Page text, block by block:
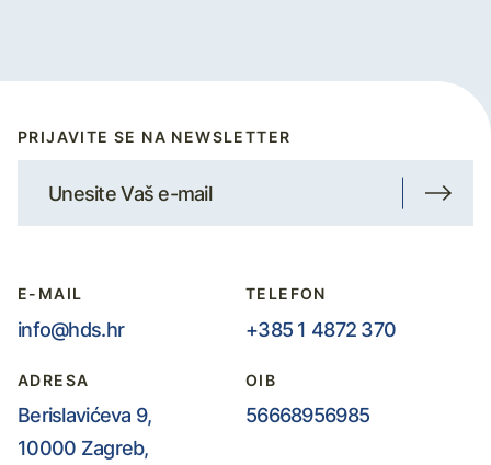
PRIJAVITE SE NA NEWSLETTER
E-MAIL
info@hds.hr
TELEFON
+385 1 4872 370
ADRESA
Berislavićeva 9,
10000 Zagreb,
OIB
56668956985